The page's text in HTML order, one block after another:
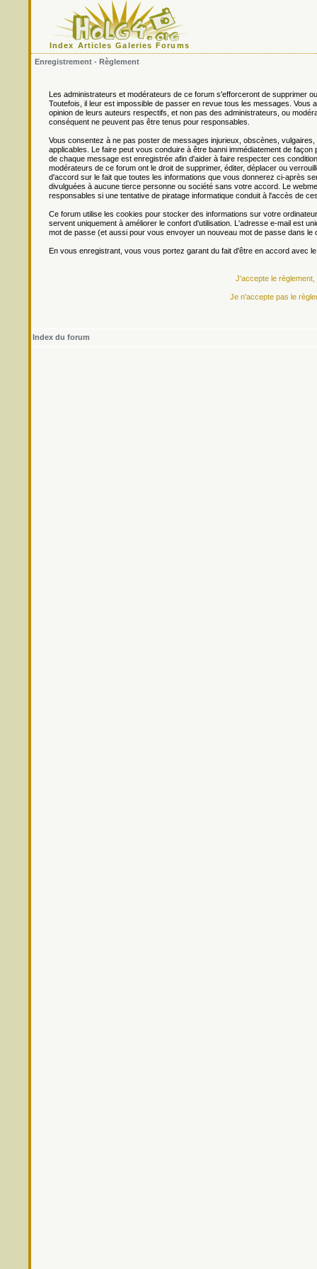
Index Articles Galeries Forums
Enregistrement - Règlement
Les administrateurs et modérateurs de ce forum s'efforceront de supprimer
Toutefois, il leur est impossible de passer en revue tous les messages.
opinion de leurs auteurs respectifs, et non pas des administrateurs, ou
conséquent ne peuvent pas être tenus pour responsables.
Vous consentez à ne pas poster de messages injurieux, obscènes,
applicables. Le faire peut vous conduire à être banni immédiatement de
de chaque message est enregistrée afin d'aider à faire respecter ces
modérateurs de ce forum ont le droit de supprimer, éditer, déplacer ou
d'accord sur le fait que toutes les informations que vous donnerez ci-après
divulguées à aucune tierce personne ou société sans votre accord. Le
responsables si une tentative de piratage informatique conduit à l'accès de
Ce forum utilise les cookies pour stocker des informations sur votre
servent uniquement à améliorer le confort d'utilisation. L'adresse e-mail est
mot de passe (et aussi pour vous envoyer un nouveau mot de passe dans le
En vous enregistrant, vous vous portez garant du fait d'être en accord avec
J'accepte le
Je n'accepte pas le
Index du forum